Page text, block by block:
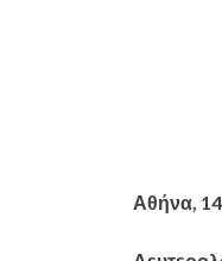
Αθήνα,